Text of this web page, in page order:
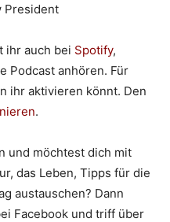
President
ihr auch bei Spotify,
Podcast anhören. Für
ihr aktivieren könnt. Den
.
und möchtest dich mit
das Leben, Tipps für die
austauschen? Dann
Facebook und triff über